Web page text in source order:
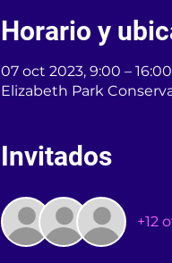
Horario y
07 oct 2023, 9:00 –
Elizabeth Park
Invitados
+12